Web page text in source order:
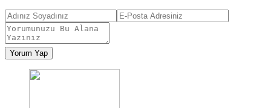
Yorum Yap